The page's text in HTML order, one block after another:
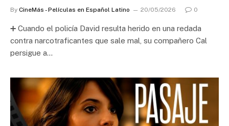
By CineMás - Películas en Español Latino 20/05/2026 0
➕ Cuando el policía David resulta herido en una redada
contra narcotraficantes que sale mal, su compañero Cal
persigue a…